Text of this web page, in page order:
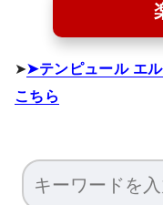
➤
テンピュール エ
こちら